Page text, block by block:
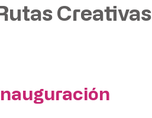
Creativas